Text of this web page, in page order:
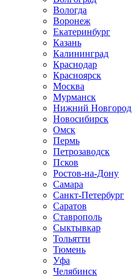
Вологда
Воронеж
Екатеринбург
Казань
Калининград
Краснодар
Красноярск
Москва
Мурманск
Нижний Новгород
Новосибирск
Омск
Пермь
Петрозаводск
Псков
Ростов-на-Дону
Самара
Санкт-Петербург
Саратов
Ставрополь
Сыктывкар
Тольятти
Тюмень
Уфа
Челябинск